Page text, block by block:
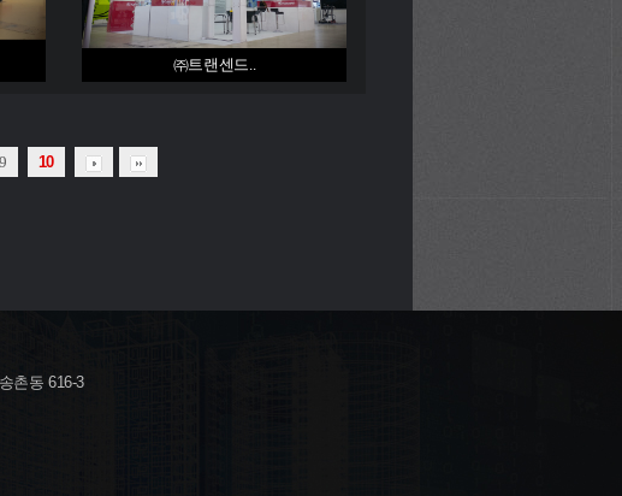
㈜트랜센드..
9 10
촌동 616-3